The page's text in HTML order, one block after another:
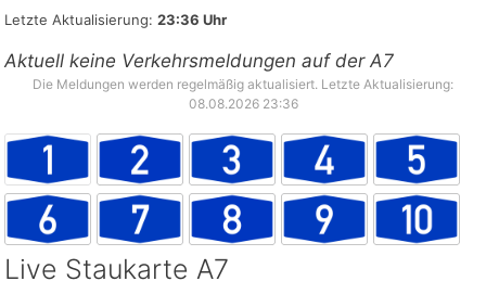
Letzte Aktualisierung: 23:36 Uhr
Aktuell keine Verkehrsmeldungen auf der A7
Die Meldungen werden regelmäßig aktualisiert. Letzte Aktualisierung:
08.08.2026 23:36
Live Staukarte A7